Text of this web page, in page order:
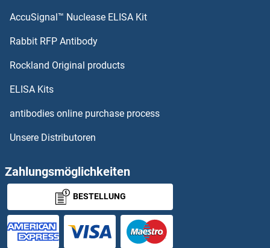
MRPS22 Antikörper
MS4A15 Antikörper
MS4A2 Antikörper
MS4A3 Antikörper
MS4A4A Antikörper
MS4A5 Antikörper
AccuSignal™ Nuclease ELISA Kit
Rabbit RFP Antibody
Rockland Original products
ELISA Kits
antibodies online purchase process
Unsere Distributoren
Zahlungsmöglichkeiten
BESTELLUNG